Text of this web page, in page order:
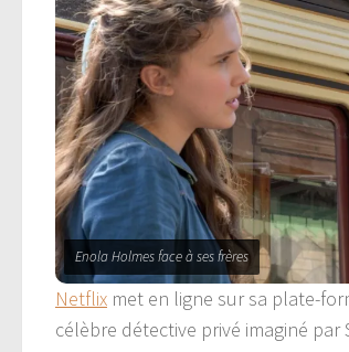
Enola Holmes face à ses frères
Netflix met en ligne sur sa plate-
célèbre détective privé imaginé par